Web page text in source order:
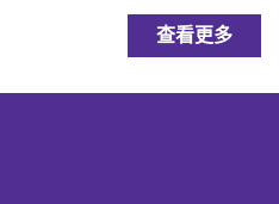
查看更多